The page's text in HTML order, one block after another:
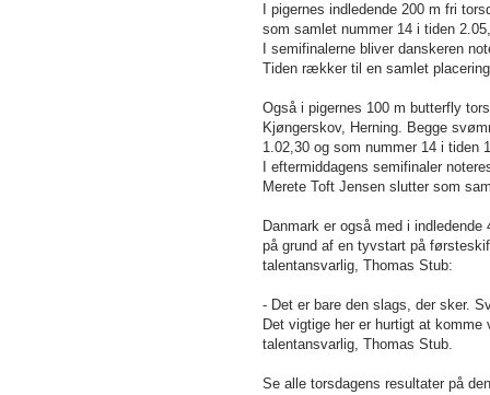
I pigernes indledende 200 m fri
som samlet nummer 14 i tiden
I semifinalerne bliver danskeren
Tiden rækker til en samlet
Også i pigernes 100 m butterfly
Kjøngerskov, Herning. Begge
1.02,30 og som nummer 14 i tiden
I eftermiddagens semifinaler
Merete Toft Jensen slutter som
Danmark er også med i
på grund af en tyvstart på
talentansvarlig, Thomas Stub:
- Det er bare den slags, der sker.
Det vigtige her er hurtigt at
talentansvarlig, Thomas Stub.
Se alle torsdagens resultater på